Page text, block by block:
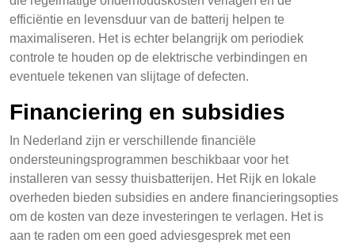
efficiëntie en levensduur van de batterij helpen te
maximaliseren. Het is echter belangrijk om periodiek
controle te houden op de elektrische verbindingen en
eventuele tekenen van slijtage of defecten.
Financiering en subsidies
In Nederland zijn er verschillende financiële
ondersteuningsprogrammen beschikbaar voor het
installeren van sessy thuisbatterijen. Het Rijk en lokale
overheden bieden subsidies en andere financieringsopties
om de kosten van deze investeringen te verlagen. Het is
aan te raden om een goed adviesgesprek met een